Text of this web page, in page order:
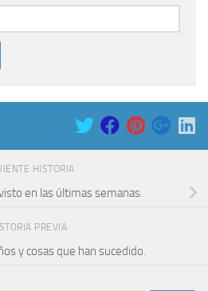
HISTORIA
en las últimas semanas.
PREVIA
y cosas que han sucedido.